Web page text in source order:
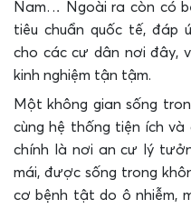
Nam… Ngoài ra còn có
tiêu chuẩn quốc tế, đáp
cho các cư dân nơi đây,
kinh nghiệm tận tậm.
Một không gian sống
cùng hệ thống tiện ích và
chính là nơi an cư lý
mái, được sống trong
cơ bệnh tật do ô nhiễm,